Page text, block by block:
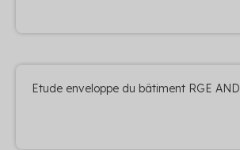
Etude enveloppe du bâtiment RGE